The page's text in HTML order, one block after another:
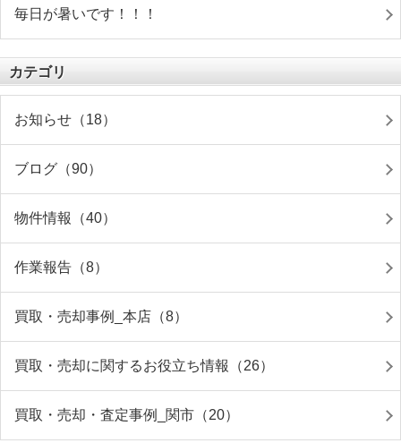
毎日が暑いです！！！
カテゴリ
お知らせ（18）
ブログ（90）
物件情報（40）
作業報告（8）
買取・売却事例_本店（8）
買取・売却に関するお役立ち情報（26）
買取・売却・査定事例_関市（20）